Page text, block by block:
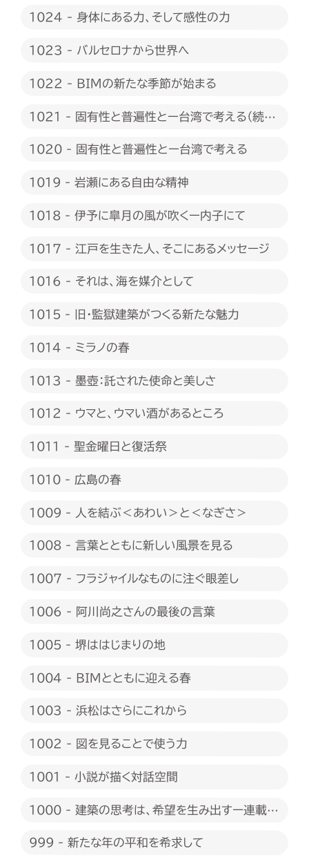
1024 - 身体にある力、そして感性の力
1023 - バルセロナから世界へ
1022 - BIMの新たな季節が始まる
1021 - 固有性と普遍性とー台湾で考える（続
1020 - 固有性と普遍性とー台湾で考える
1019 - 岩瀬にある自由な精神
1018 - 伊予に皐月の風が吹くー内子にて
1017 - 江戸を生きた人、そこにあるメッセージ
1016 - それは、海を媒介として
1015 - 旧・監獄建築がつくる新たな魅力
1014 - ミラノの春
1013 - 墨壺：託された使命と美しさ
1012 - ウマと、ウマい酒があるところ
1011 - 聖金曜日と復活祭
1010 - 広島の春
1009 - 人を結ぶ＜あわい＞と＜なぎさ＞
1008 - 言葉とともに新しい風景を見る
1007 - フラジャイルなものに注ぐ眼差し
1006 - 阿川尚之さんの最後の言葉
1005 - 堺ははじまりの地
1004 - BIMとともに迎える春
1003 - 浜松はさらにこれから
1002 - 図を見ることで使う力
1001 - 小説が描く対話空間
1000 - 建築の思考は、希望を生み出すー連載
999 - 新たな年の平和を希求して